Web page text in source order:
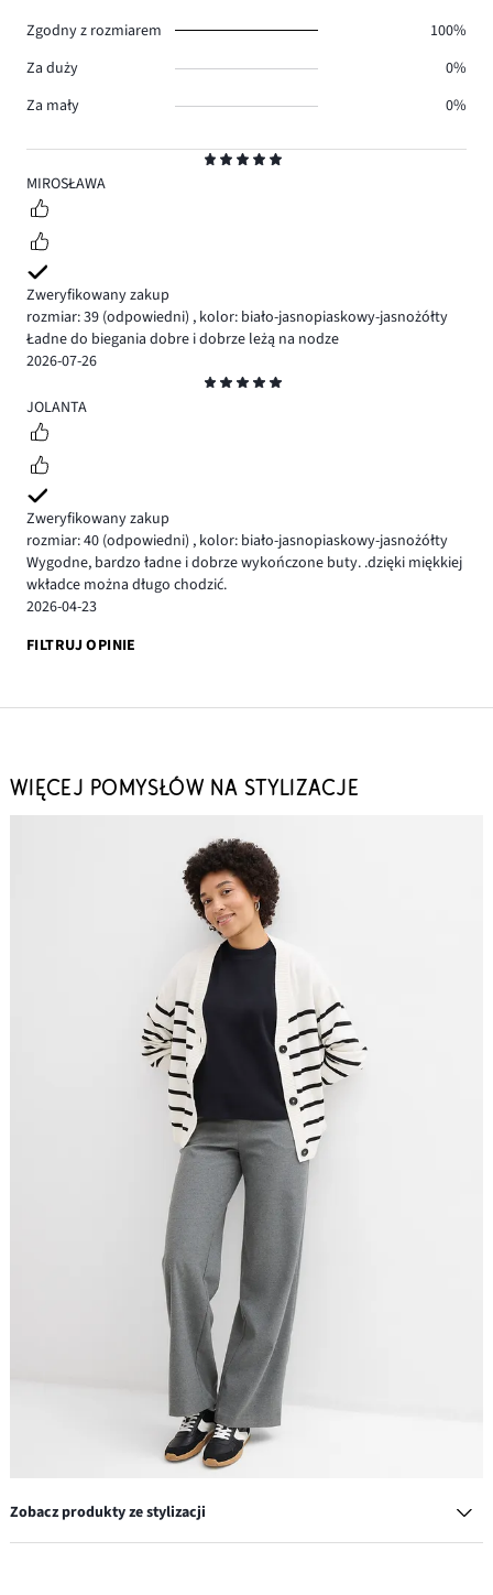
5
MIROSŁAWA
Zweryfikowany zakup
rozmiar: 39 (odpowiedni) , kolor: biało-jasnopiaskowy-jasnożółty
Ładne do biegania dobre i dobrze leżą na nodze
2026-07-26
5
JOLANTA
Zweryfikowany zakup
rozmiar: 40 (odpowiedni) , kolor: biało-jasnopiaskowy-jasnożółty
Wygodne, bardzo ładne i dobrze wykończone buty. .dzięki miękkiej
wkładce można długo chodzić.
2026-04-23
FILTRUJ OPINIE
Zgodny z rozmiarem
100%
Za duży
0%
Za mały
0%
WIĘCEJ POMYSŁÓW NA STYLIZACJE
Zobacz produkty ze stylizacji